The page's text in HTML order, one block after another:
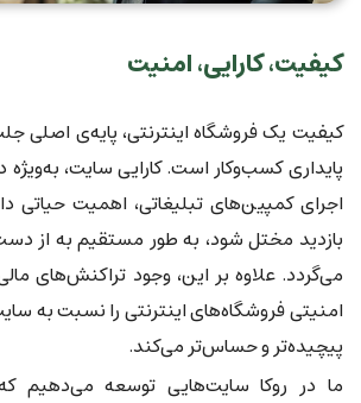
کیفیت، کارایی، امنیت
کیفیت یک فروشگاه اینترنتی، پایه‌ی اصلی
پایداری کسب‌وکار است. کارایی سایت، به‌ویژه
اجرای کمپین‌های تبلیغاتی، اهمیت حیاتی
بازدید مختل شود، به طور مستقیم به از
می‌گردد. علاوه بر این، وجود تراکنش‌های
امنیتی فروشگاه‌های اینترنتی را نسبت به
پیچیده‌تر و حساس‌تر می‌کند.
ما در روکا سایت‌هایی توسعه می‌دهیم